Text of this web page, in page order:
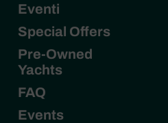
Eventi
Special Offers
Pre-Owned
Yachts
FAQ
Events